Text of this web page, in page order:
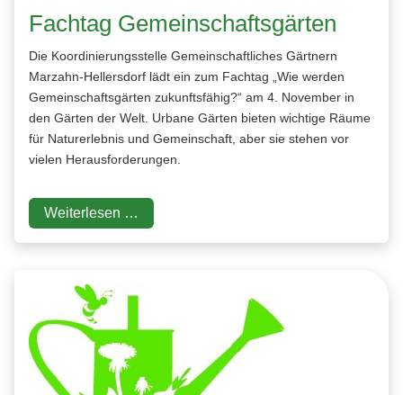
Fachtag Gemeinschaftsgärten
Die Koordinierungsstelle Gemeinschaftliches Gärtnern
Marzahn-Hellersdorf lädt ein zum Fachtag „Wie werden
Gemeinschaftsgärten zukunftsfähig?“ am 4. November in
den Gärten der Welt. Urbane Gärten bieten wichtige Räume
für Naturerlebnis und Gemeinschaft, aber sie stehen vor
vielen Herausforderungen.
Weiterlesen …